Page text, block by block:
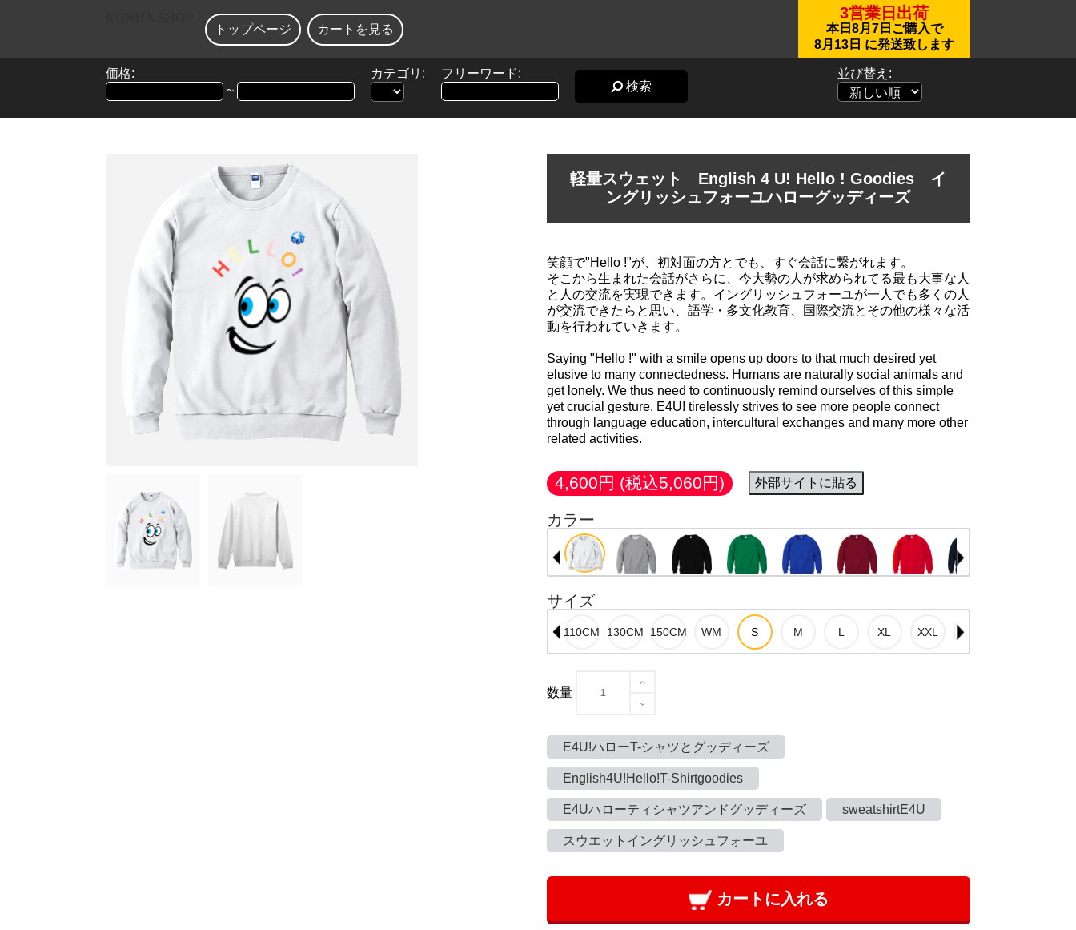
トップページ
カートを見る
3営業日出荷
本日 8月7日 ご購入で
8月13日 に発送致します
価格:
~
カテゴリ:
フリーワード:
検索
並び替え:
軽量スウェット English 4 U! Hello ! Goodies イ
ングリッシュフォーユハローグッディーズ
笑顔で"Hello !"が、初対面の方とでも、すぐ会話に繋がれます。
そこから生まれた会話がさらに、今大勢の人が求められてる最も大事な人
と人の交流を実現できます。イングリッシュフォーユが一人でも多くの人
が交流できたらと思い、語学・多文化教育、国際交流とその他の様々な活
動を行われていきます。
Saying "Hello !" with a smile opens up doors to that much desired yet
elusive to many connectedness. Humans are naturally social animals and
get lonely. We thus need to continuously remind ourselves of this simple
yet crucial gesture. E4U! tirelessly strives to see more people connect
through language education, intercultural exchanges and many more other
related activities.
4,600円 (税込5,060円) 外部サイトに貼る
カラー
サイズ
数量
E4U!ハローT-シャツとグッディーズ
English4U!Hello!T-Shirtgoodies
E4Uハローティシャツアンドグッディーズ sweatshirtE4U
スウエットイングリッシュフォーユ
カートに入れる